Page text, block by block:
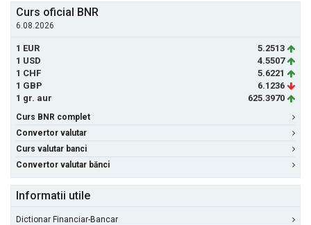
Curs oficial BNR
6.08.2026
1 EUR
5.2513
1 USD
4.5507
1 CHF
5.6221
1 GBP
6.1236
1 gr. aur
625.3970
Curs BNR complet
Convertor valutar
Curs valutar banci
Convertor valutar bănci
Informatii utile
Dictionar Financiar-Bancar